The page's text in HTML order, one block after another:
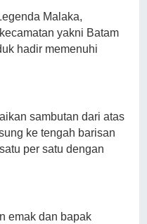
Malaka,
yakni Batam
hadir memenuhi
sambutan dari atas
ke tengah barisan
per satu dengan
emak dan bapak